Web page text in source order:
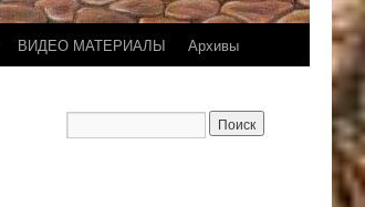
ВИДЕО МАТЕРИАЛЫ Архивы